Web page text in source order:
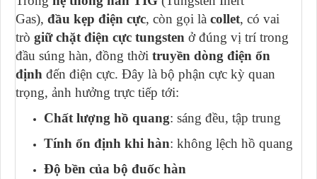
Gas), đầu kẹp điện cực, còn gọi là collet, có vai
trò giữ chặt điện cực tungsten ở đúng vị trí trong
đầu súng hàn, đồng thời truyền dòng điện ổn
định đến điện cực. Đây là bộ phận cực kỳ quan
trọng, ảnh hưởng trực tiếp tới:
Chất lượng hồ quang: sáng đều, tập trung
Tính ổn định khi hàn: không lệch hồ quang
Độ bền của bộ đuốc hàn